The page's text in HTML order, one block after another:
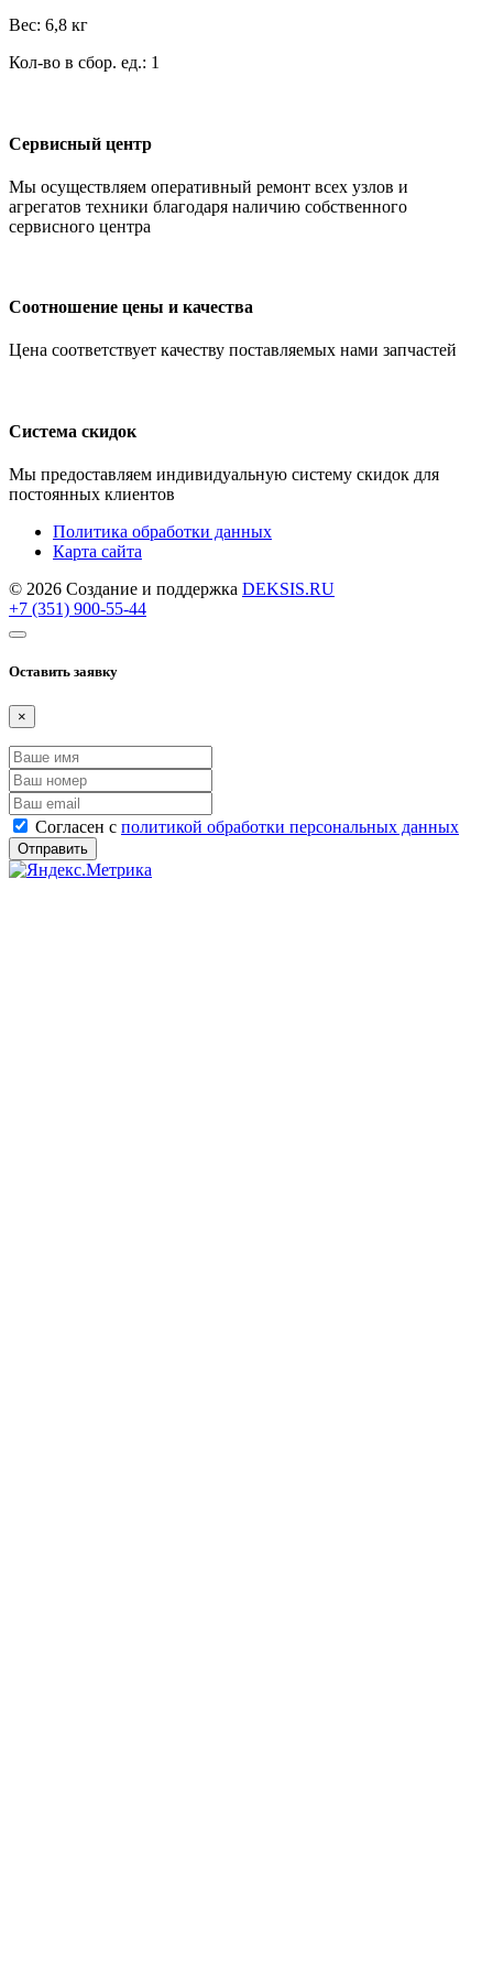
Вес: 6,8 кг
Кол-во в сбор. ед.: 1
Сервисный центр
Мы осуществляем оперативный ремонт всех узлов и
агрегатов техники благодаря наличию собственного
сервисного центра
Соотношение цены и качества
Цена соответствует качеству поставляемых нами запчастей
Система скидок
Мы предоставляем индивидуальную систему скидок для
постоянных клиентов
Политика обработки данных
Карта сайта
© 2026 Создание и поддержка DEKSIS.RU
+7 (351) 900-55-44
Оставить заявку
×
Согласен с политикой обработки персональных данных
Отправить